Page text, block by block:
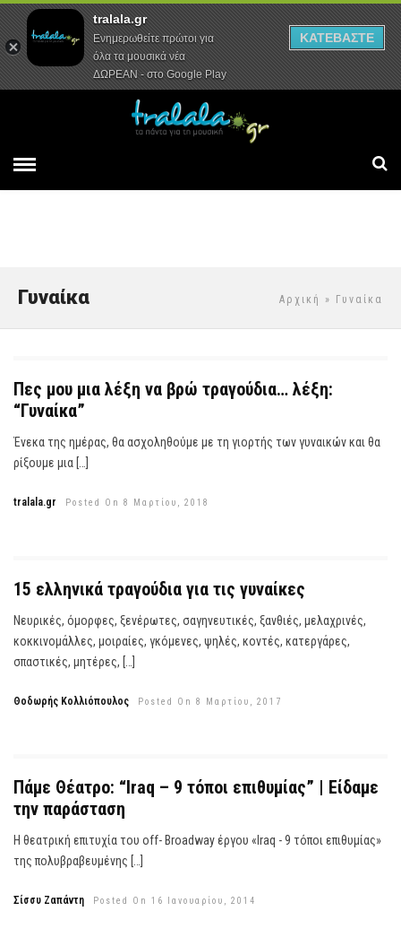
Αρχική Συνεντεύξεις Ρεπορτάζ
Αρχική » Γυναίκα
Γυναίκα
Πες μου μια λέξη να βρώ τραγούδια… λέξη:
“Γυναίκα”
Ένεκα της ημέρας, θα ασχοληθούμε με τη γιορτής των γυναικών και θα
ρίξουμε μια […]
tralala.gr Posted On 8 Μαρτίου, 2018
15 ελληνικά τραγούδια για τις γυναίκες
Νευρικές, όμορφες, ξενέρωτες, σαγηνευτικές, ξανθιές, μελαχρινές,
κοκκινομάλλες, μοιραίες, γκόμενες, ψηλές, κοντές, κατεργάρες,
σπαστικές, μητέρες, […]
Θοδωρής Κολλιόπουλος Posted On 8 Μαρτίου, 2017
Πάμε Θέατρο: “Iraq – 9 τόποι επιθυμίας” | Είδαμε
την παράσταση
Η θεατρική επιτυχία του off- Broadway έργου «Iraq - 9 τόποι επιθυμίας»
της πολυβραβευμένης […]
Σίσσυ Ζαπάντη Posted On 16 Ιανουαρίου, 2014
tralala.gr
Ενημερωθείτε πρώτοι για
όλα τα μουσικά νέα
ΔΩΡΕΑΝ - στο Google Play
ΚΑΤΕΒΑΣΤΕ